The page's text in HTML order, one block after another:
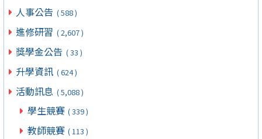
人事公告 ( 588 )
進修研習 ( 2,607 )
獎學金公告 ( 33 )
升學資訊 ( 624 )
活動訊息 ( 5,088 )
學生競賽 ( 339 )
教師競賽 ( 113 )